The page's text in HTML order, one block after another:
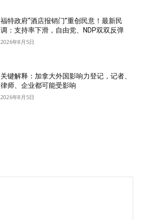
福特政府“酒店报销门”重创民意！最新民
调：支持率下滑，自由党、NDP双双反弹
2026年8月5日
关键解释：加拿大外国影响力登记，记者、
律师、企业都可能受影响
2026年8月5日